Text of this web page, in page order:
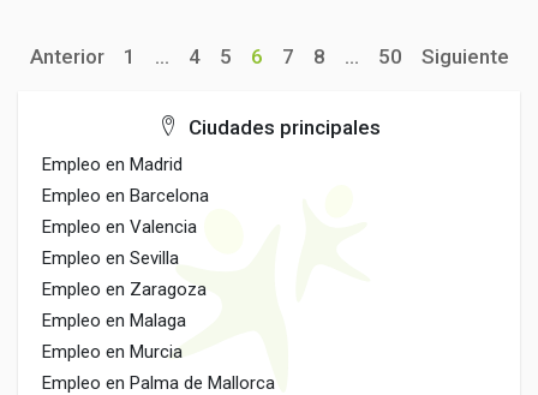
Anterior 1 ... 4 5 6 7 8 ... 50 Siguiente
Ciudades principales
Empleo en Madrid
Empleo en Barcelona
Empleo en Valencia
Empleo en Sevilla
Empleo en Zaragoza
Empleo en Malaga
Empleo en Murcia
Empleo en Palma de Mallorca